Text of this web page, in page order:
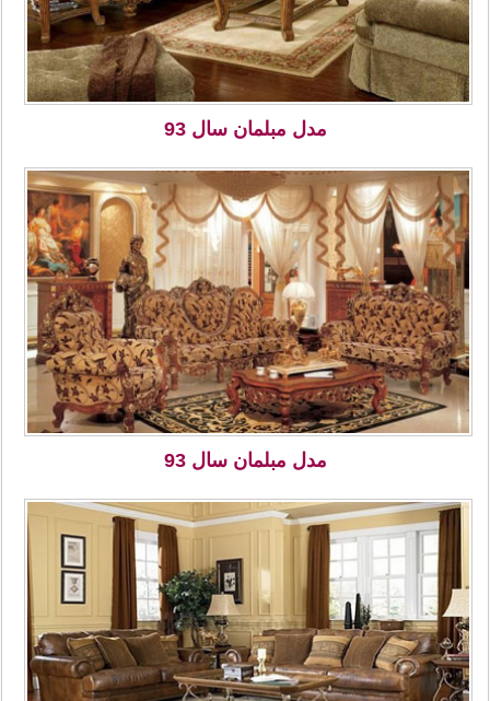
مدل مبلمان سال 93
مدل مبلمان سال 93